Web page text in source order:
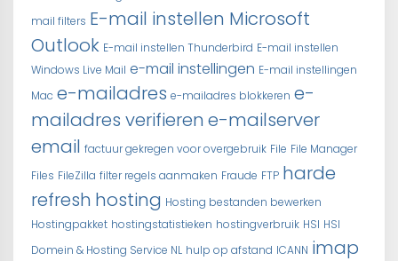
mail filters E-mail instellen Microsoft
Outlook E-mail instellen Thunderbird E-mail instellen
Windows Live Mail e-mail instellingen E-mail instellingen
Mac e-mailadres e-mailadres blokkeren e-
mailadres verifieren e-mailserver
email factuur gekregen voor overgebruik File File Manager
Files FileZilla filter regels aanmaken Fraude FTP harde
refresh hosting Hosting bestanden bewerken
Hostingpakket hostingstatistieken hostingverbruik HSI HSI
Domein & Hosting Service NL hulp op afstand ICANN imap